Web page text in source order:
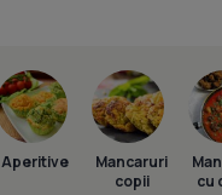
Aperitive
Mancaruri
copii
cu